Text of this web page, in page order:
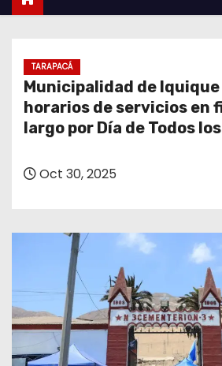
TARAPACÁ
Municipalidad de
horarios de servicios en
largo por Día de Todos
Oct 30, 2025